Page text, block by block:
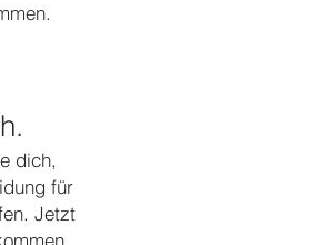
dich,
für
Jetzt